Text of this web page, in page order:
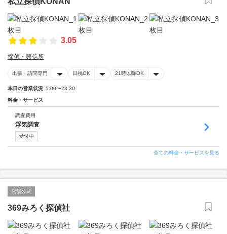
3.05
探偵・興信所
出張・訪問専門 日祝OK 21時以降OK
本日の営業状況 5:00〜23:30
料金・サービス
調査費用
浮気調査
受付中
全ての料金・サービスを見る
店舗公式
369みろく探偵社